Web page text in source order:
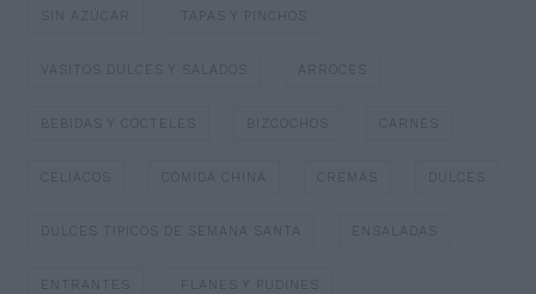
SIN AZÚCAR TAPAS Y PINCHOS
VASITOS DULCES Y SALADOS ARROCES
BEBIDAS Y CÓCTELES BIZCOCHOS CARNES
CELIACOS COMIDA CHINA CREMAS
DULCES TIPICOS DE SEMANA SANTA ENSALADAS
ENTRANTES FLANES Y PUDINES